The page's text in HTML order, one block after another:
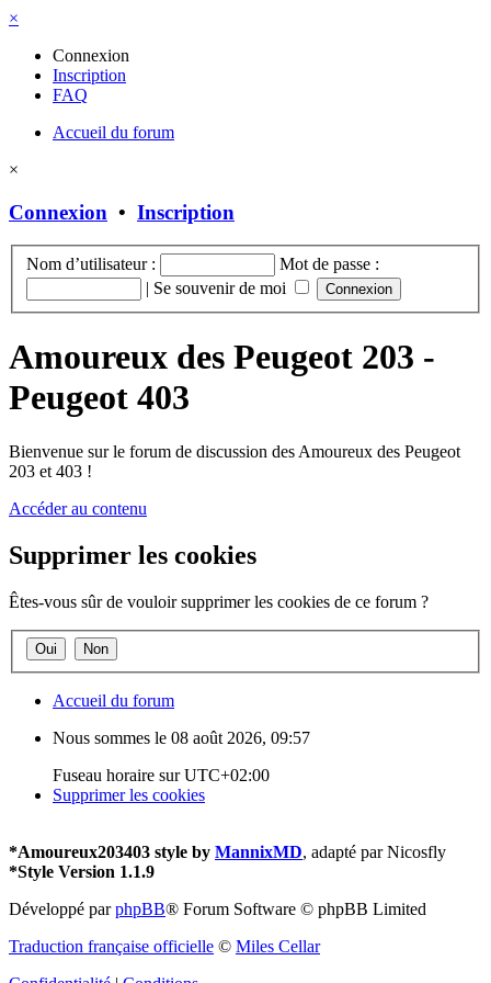
×
Connexion
Inscription
FAQ
Accueil du forum
×
Connexion • Inscription
Nom d’utilisateur :
Mot de passe :
| Se souvenir de moi
Amoureux des Peugeot 203 -
Peugeot 403
Bienvenue sur le forum de discussion des Amoureux des Peugeot
203 et 403 !
Accéder au contenu
Supprimer les cookies
Êtes-vous sûr de vouloir supprimer les cookies de ce forum ?
Accueil du forum
Nous sommes le 08 août 2026, 09:57
Fuseau horaire surUTC+02:00
Supprimer les cookies
*Amoureux203403 style by MannixMD, adapté par Nicosfly
*Style Version 1.1.9
Développé parphpBB® Forum Software © phpBB Limited
Traduction française officielle © Miles Cellar